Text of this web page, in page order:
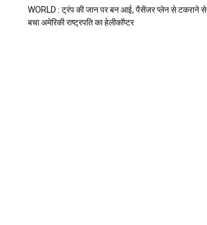
WORLD : ट्रंप की जान पर बन आई, पैसेंजर प्लेन से टकराने से
बचा अमेरिकी राष्ट्रपति का हेलीकॉप्टर